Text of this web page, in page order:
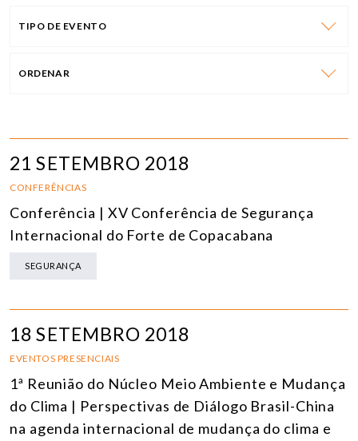
TIPO DE EVENTO
ORDENAR
21 SETEMBRO 2018
CONFERÊNCIAS
Conferência | XV Conferência de Segurança
Internacional do Forte de Copacabana
SEGURANÇA
18 SETEMBRO 2018
EVENTOS PRESENCIAIS
1ª Reunião do Núcleo Meio Ambiente e Mudança
do Clima | Perspectivas de Diálogo Brasil-China
na agenda internacional de mudança do clima e